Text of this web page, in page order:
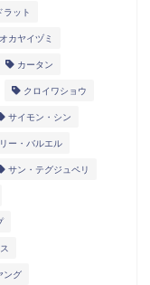
ラット
オカヤイヅミ
カータン
クロイワショウ
サイモン・シン
ー・バルエル
サン・テグジュペリ
ング